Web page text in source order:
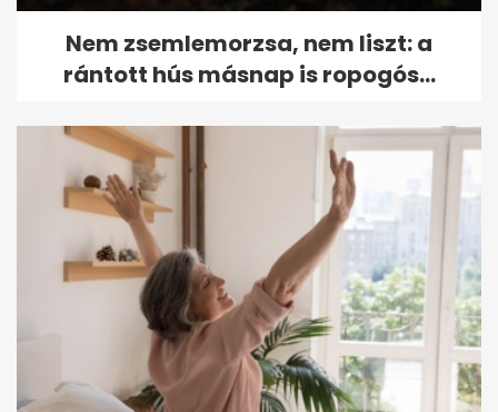
Nem zsemlemorzsa, nem liszt: a
rántott hús másnap is ropogós...